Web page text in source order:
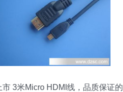
市 3米Micro HDMI线，品质保证的